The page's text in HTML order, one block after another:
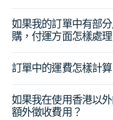
如果我的訂單中有部
購，付運方面怎樣處理
訂單中的運費怎樣計算
如果我在使用香港以
額外徵收費用？